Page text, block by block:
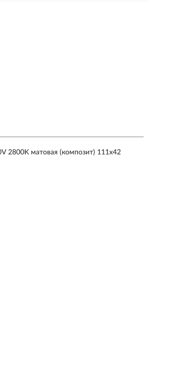
2800K матовая (композит) 111х42